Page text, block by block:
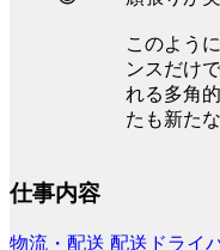
このよう
ンスだけ
れる多角
たも新た
仕事内容
物流・配送 配送ドライ